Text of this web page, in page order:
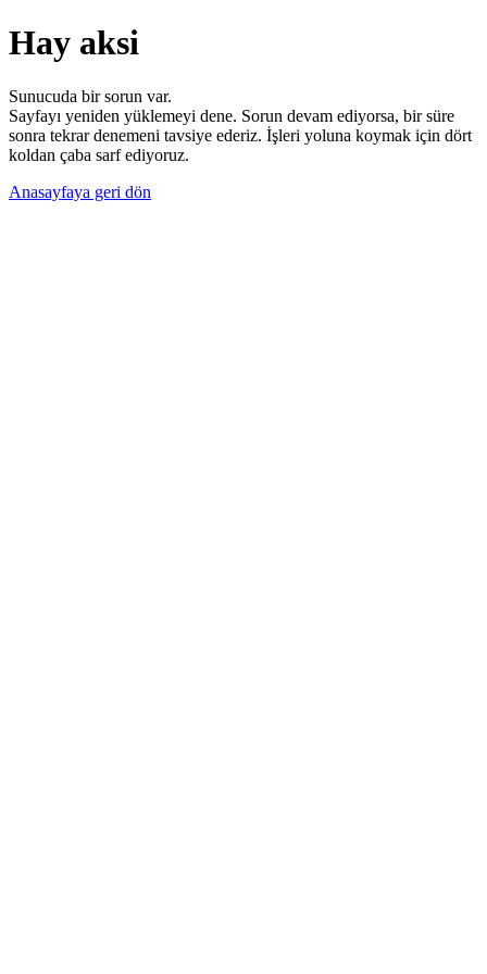
Hay aksi
Sunucuda bir sorun var.
Sayfayı yeniden yüklemeyi dene. Sorun devam ediyorsa, bir süre
sonra tekrar denemeni tavsiye ederiz. İşleri yoluna koymak için dört
koldan çaba sarf ediyoruz.
Anasayfaya geri dön